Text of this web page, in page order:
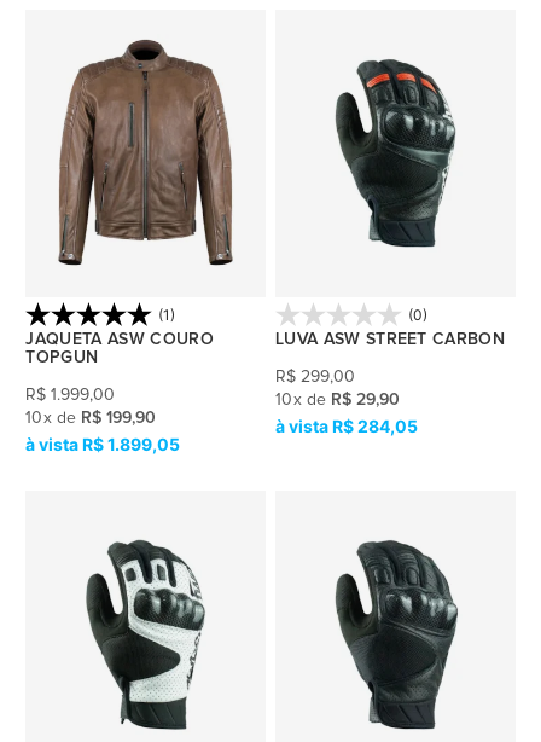
(1)
JAQUETA ASW COURO
TOPGUN
R$ 1.999,00
10x de R$ 199,90
R$ 1.899,05
(0)
LUVA ASW STREET CARBON
R$ 299,00
10x de R$ 29,90
R$ 284,05